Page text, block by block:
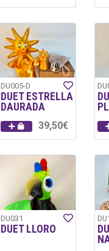
DU005-D
DUET ESTRELLA
DAURADA
39,50€
DU031
DUET LLORO